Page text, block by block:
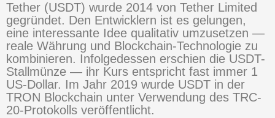
Tether (USDT) wurde 2014 von Tether Limited
gegründet. Den Entwicklern ist es gelungen,
eine interessante Idee qualitativ umzusetzen —
reale Währung und Blockchain-Technologie zu
kombinieren. Infolgedessen erschien die USDT-
Stallmünze — ihr Kurs entspricht fast immer 1
US-Dollar. Im Jahr 2019 wurde USDT in der
TRON Blockchain unter Verwendung des TRC-
20-Protokolls veröffentlicht.